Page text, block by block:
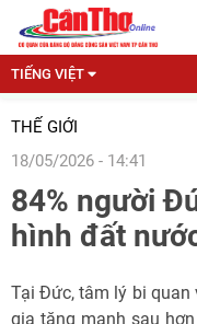
TIẾNG VIỆT
THẾ GIỚI
18/05/2026 - 14:41
84% người
hình đất
Tại Đức, tâm lý bi quan
gia tăng mạnh sau